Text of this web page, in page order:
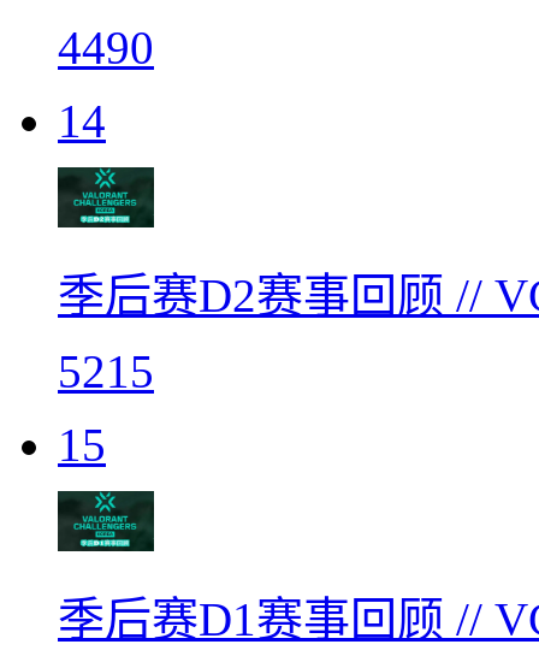
4490
14
季后赛D2赛事回顾 //
5215
15
季后赛D1赛事回顾 //